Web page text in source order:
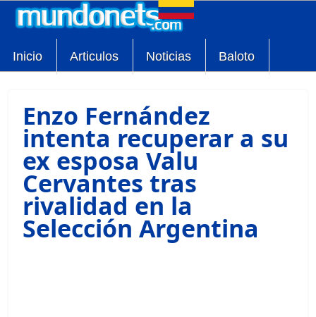
Inicio Articulos Noticias Baloto
Enzo Fernández
intenta recuperar a su
ex esposa Valu
Cervantes tras
rivalidad en la
Selección Argentina